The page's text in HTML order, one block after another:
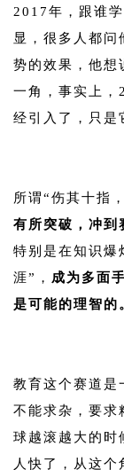
2017年，跟谁
显，很多人都问
势的效果，他想
一角，事实上，
经引入了，只是
所谓“伤其十指
有所突破，冲到
特别是在知识爆
涯”， 成为多面
是可能的理智的
教育这个赛道是
不能求杂，要求
球越滚越大的时
人快了，从这个